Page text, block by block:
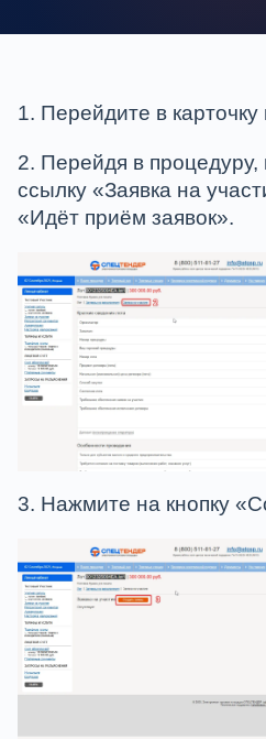
1. Перейдите в
2. Перейдя в
ссылку «Заявка на
«Идёт приём заявок».
3. Нажмите на кнопку